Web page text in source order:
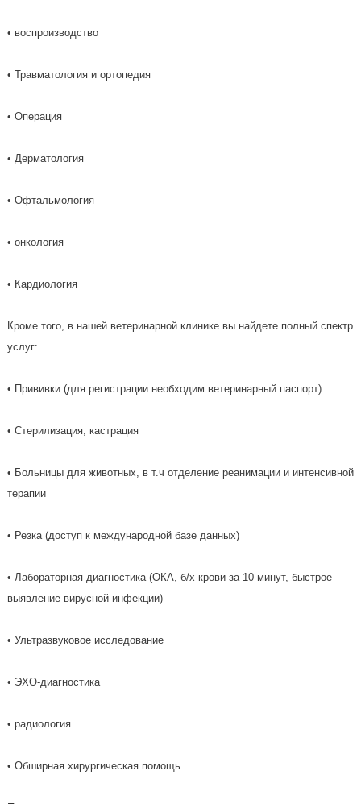
• воспроизводство
• Травматология и ортопедия
• Операция
• Дерматология
• Офтальмология
• онкология
• Кардиология
Кроме того, в нашей ветеринарной клинике вы найдете полный спектр
услуг:
• Прививки (для регистрации необходим ветеринарный паспорт)
• Стерилизация, кастрация
• Больницы для животных, в т.ч отделение реанимации и интенсивной
терапии
• Резка (доступ к международной базе данных)
• Лабораторная диагностика (ОКА, б/х крови за 10 минут, быстрое
выявление вирусной инфекции)
• Ультразвуковое исследование
• ЭХО-диагностика
• радиология
• Обширная хирургическая помощь